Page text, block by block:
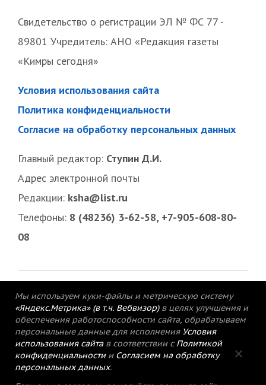
Свидетельство о регистрации ЭЛ № ФС 77 -
89801 Учредитель: АНО «Редакция газеты
«Кимры сегодня»
Условия использования сайта
Политика конфиденциальности
Согласие на обработку персональных данных
Главный редактор: Ступин Д.И.
Адрес электронной почты
Редакции: ksha@list.ru
Телефоны: 8 (48236) 3-62-58, +7-905-608-80-
08
© 2015-2021 Редакция газеты «Кимрский
Мы используем куки-файлы и метрическую систему
«Яндекс.Метрика» (в т.ч. Вебвизор) в целях улучшения и
обеспечения работоспособности сайта, обрабатываем
персональные данные для исполнения Условия
использования сайтав соответствии с Политикой
конфиденциальностии Согласием на обработку
персональных данных.